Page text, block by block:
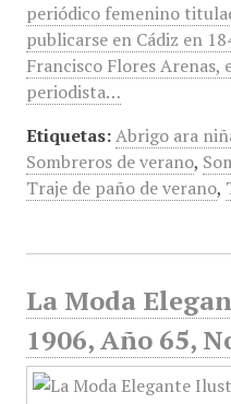
periódico femenino
publicarse en Cádiz en
Francisco Flores Arenas,
periodista…
Etiquetas: Abrigo ara
Sombreros de verano,
Traje de paño de verano,
La Moda
1906, Año 65,